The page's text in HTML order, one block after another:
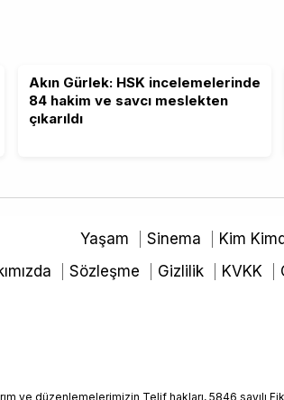
Akın Gürlek: HSK incelemelerinde
84 hakim ve savcı meslekten
çıkarıldı
Yaşam Sinema Kim
Sözleşme Gizlilik KVKK
düzenlemelerimizin Telif hakları, 5846 sayılı